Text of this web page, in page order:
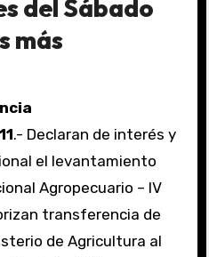
del Sábado
más
.- Declaran de interés y
el levantamiento
Agropecuario – IV
transferencia de
de Agricultura al